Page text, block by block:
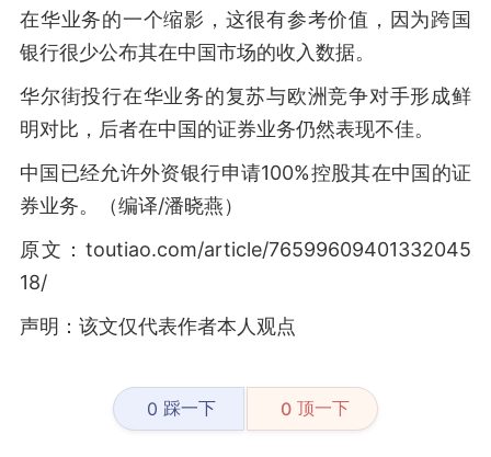
在华业务的一个缩影，这很有参考价值，因为跨国
银行很少公布其在中国市场的收入数据。
华尔街投行在华业务的复苏与欧洲竞争对手形成鲜
明对比，后者在中国的证券业务仍然表现不佳。
中国已经允许外资银行申请100%控股其在中国的证
券业务。（编译/潘晓燕）
原文：toutiao.com/article/76599609401332045
18/
声明：该文仅代表作者本人观点
0 踩一下 0 顶一下